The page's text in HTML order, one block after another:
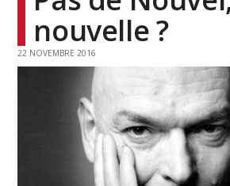
nouvelle ?
22 NOVEMBRE 2016